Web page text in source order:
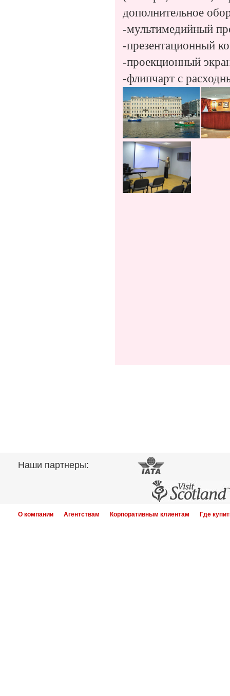
дополнительное
-мультимедийный
-презентационный
-проекционный
-флипчарт с
Наши партнеры:
О компании Агентствам Корпоративным клиентам Где